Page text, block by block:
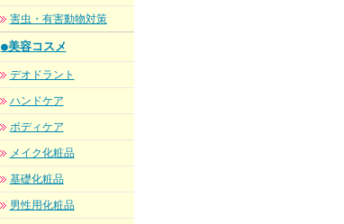
害虫・有害動物対策
●美容コスメ
デオドラント
ハンドケア
ボディケア
メイク化粧品
基礎化粧品
男性用化粧品